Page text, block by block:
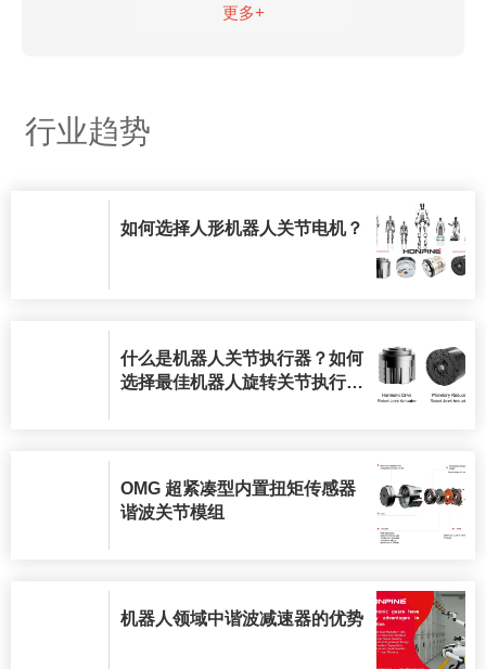
更多+
行业趋势
如何选择人形机器人关节电机？
什么是机器人关节执行器？如何
选择最佳机器人旋转关节执行
OMG 超紧凑型内置扭矩传感器
谐波关节模组
机器人领域中谐波减速器的优势